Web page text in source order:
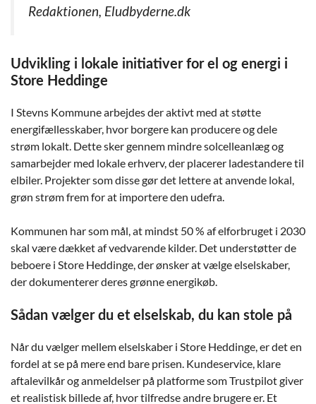
Redaktionen, Eludbyderne.dk
Udvikling i lokale initiativer for el og energi i
Store Heddinge
I Stevns Kommune arbejdes der aktivt med at støtte
energifællesskaber, hvor borgere kan producere og dele
strøm lokalt. Dette sker gennem mindre solcelleanlæg og
samarbejder med lokale erhverv, der placerer ladestandere til
elbiler. Projekter som disse gør det lettere at anvende lokal,
grøn strøm frem for at importere den udefra.
Kommunen har som mål, at mindst 50 % af elforbruget i 2030
skal være dækket af vedvarende kilder. Det understøtter de
beboere i Store Heddinge, der ønsker at vælge elselskaber,
der dokumenterer deres grønne energikøb.
Sådan vælger du et elselskab, du kan stole på
Når du vælger mellem elselskaber i Store Heddinge, er det en
fordel at se på mere end bare prisen. Kundeservice, klare
aftalevilkår og anmeldelser på platforme som Trustpilot giver
et realistisk billede af, hvor tilfredse andre brugere er. Et